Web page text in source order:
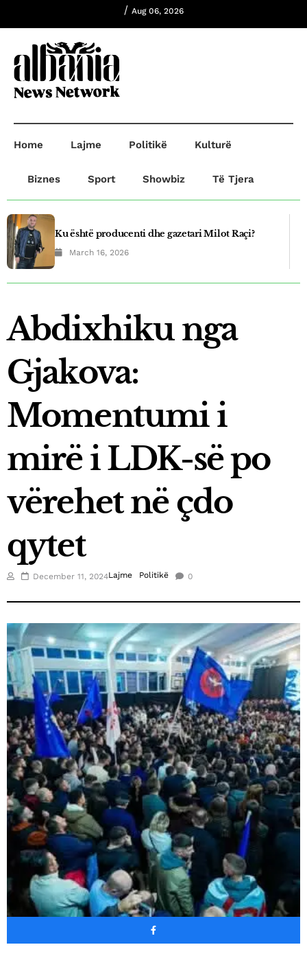
/ Aug 06, 2026
Home Lajme Politikë Kulturë
Biznes Sport Showbiz Të Tjera
Ku është producenti dhe gazetari Milot Raçi?
March 16, 2026
Plagosje në Prishtinë! B.B plagosi G.O dhe
March 21, 2025
Fluidi shpallet top eksportuesi i vitit në Kosovë
Abdixhiku nuk është kryeministër
December 26, 2024
Futbollistët e SC Gjilanit vizitojnë fëmijët me
nevoja të veçanta
Elisa Spiropali, ka uruar Krishtlindjet
Abdixhiku nga
Gjakova:
Momentumi i
mirë i LDK-së po
vërehet në çdo
qytet
December 11, 2024Lajme Politikë 0